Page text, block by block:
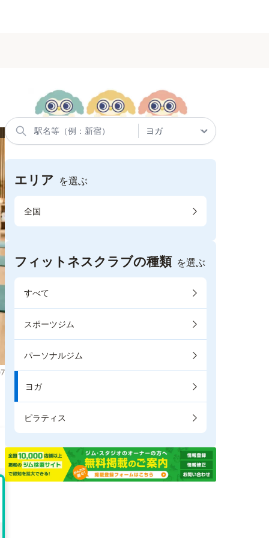
エリア を選ぶ
全国
フィットネスクラブの種類 を選ぶ
すべて
スポーツジム
パーソナルジム
ヨガ
ピラティス